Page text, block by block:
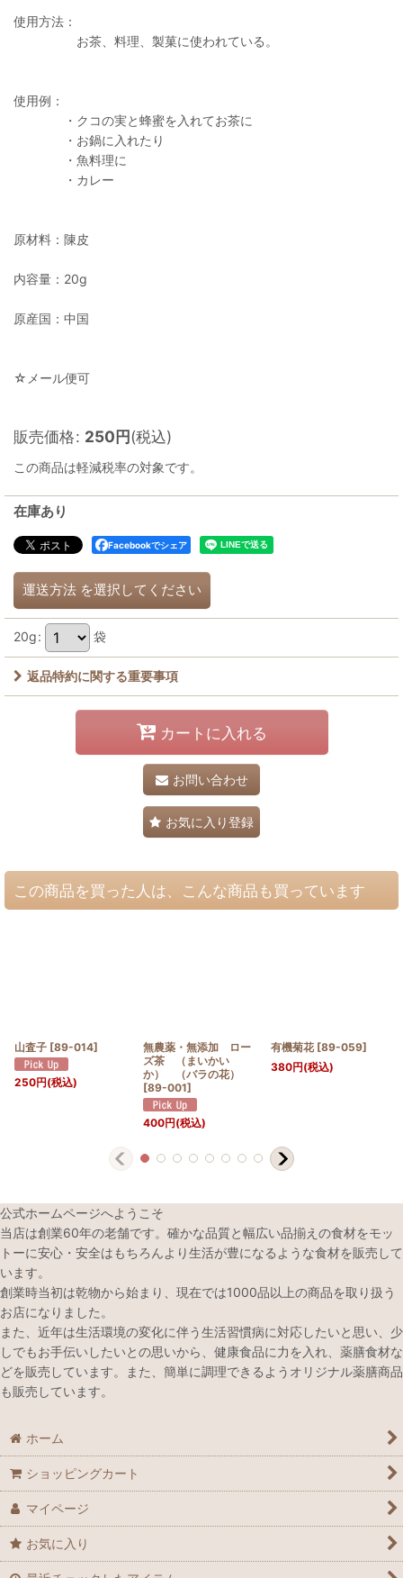
使用方法：
お茶、料理、製菓に使われている。
使用例：
・クコの実と蜂蜜を入れてお茶に
・お鍋に入れたり
・魚料理に
・カレー
原材料：陳皮
内容量：20g
原産国：中国
☆メール便可
販売価格: 250円(税込)
この商品は軽減税率の対象です。
在庫あり
Facebookでシェア
運送方法 を選択してください
20g: 袋
返品特約に関する重要事項
カートに入れる
お問い合わせ
お気に入り登録
この商品を買った人は、こんな商品も買っています
山査子 [89-014]
250円(税込)
無農薬・無添加 ロー
ズ茶 （まいかい
か） （バラの花）
[89-001]
400円(税込)
有機菊花 [89-059]
380円(税込)
公式ホームページへようこそ
当店は創業60年の老舗です。確かな品質と幅広い品揃えの食材をモッ
トーに安心・安全はもちろんより生活が豊になるような食材を販売して
います。
創業時当初は乾物から始まり、現在では1000品以上の商品を取り扱う
お店になりました。
また、近年は生活環境の変化に伴う生活習慣病に対応したいと思い、少
しでもお手伝いしたいとの思いから、健康食品に力を入れ、薬膳食材な
どを販売しています。また、簡単に調理できるようオリジナル薬膳商品
も販売しています。
ホーム
ショッピングカート
マイページ
お気に入り